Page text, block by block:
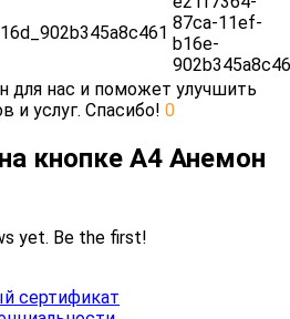
87ca-11ef-
b16e-
902b345a8c46
для нас и поможет улучшить
и услуг. Спасибо! 0
кнопке А4 Анемон
yet. Be the first!
сертификат